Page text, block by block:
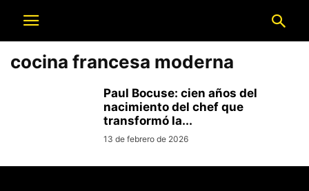
cocina francesa moderna
Paul Bocuse: cien años del
nacimiento del chef que
transformó la...
13 de febrero de 2026